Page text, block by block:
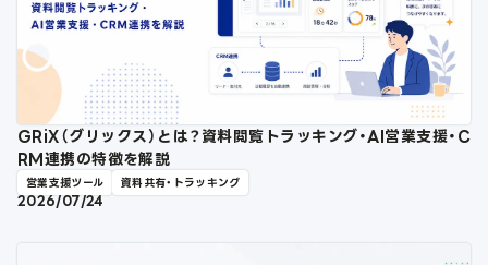
GRiX（グリックス）とは？資料閲覧トラッキング・AI営業支援・C
RM連携の特徴を解説
営業支援ツール 資料共有・トラッキング
2026/07/24